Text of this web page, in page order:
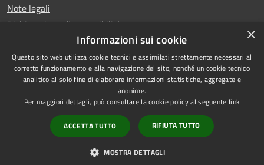
Note legali
Dichiarazione di accessibilità
RSS
Accessibilità
Copyright © 2026 • Comune di
Leno • Powered by
Municipium•Accesso
redazione
×
Informazioni sui cookie
Questo sito web utilizza cookie tecnici e assimilati strettamente necessari al
corretto funzionamento e alla navigazione del sito, nonché un cookie tecnico
analitico al solo fine di elaborare informazioni statistiche, aggregate e
anonime.
Per maggiori dettagli, può consultare la cookie policy al seguente link
ACCETTA TUTTO RIFIUTA TUTTO
MOSTRA DETTAGLI